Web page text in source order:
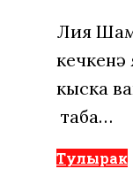
Лия
кечкенә
кыска
таба…
Тулырак